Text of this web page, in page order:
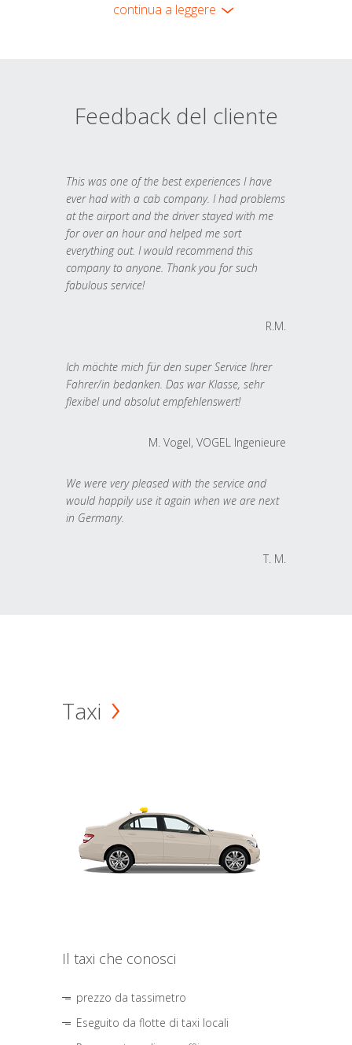
continua a leggere
Feedback del cliente
This was one of the best experiences I have
ever had with a cab company. I had problems
at the airport and the driver stayed with me
for over an hour and helped me sort
everything out. I would recommend this
company to anyone. Thank you for such
fabulous service!
R.M.
Ich möchte mich für den super Service Ihrer
Fahrer/in bedanken. Das war Klasse, sehr
flexibel und absolut empfehlenswert!
M. Vogel, VOGEL Ingenieure
We were very pleased with the service and
would happily use it again when we are next
in Germany.
T. M.
Taxi
Il taxi che conosci
prezzo da tassimetro
Eseguito da flotte di taxi locali